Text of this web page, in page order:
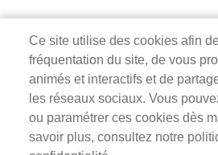
Ce site utilise des cookies afin
fréquentation du site, de vous
animés et interactifs et de
les réseaux sociaux. Vous
ou paramétrer ces cookies dès
savoir plus, consultez notre
Mairie de Survilliers
3 rue de la Liberté
95470 Survilliers
Tél. 01 34 68 26 00